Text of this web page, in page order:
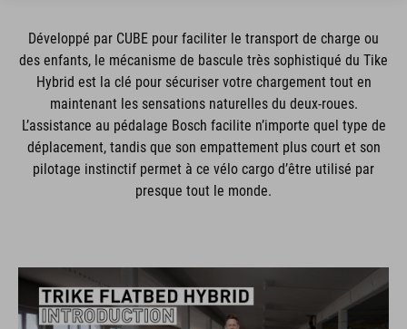
Développé par CUBE pour faciliter le transport de charge ou
des enfants, le mécanisme de bascule très sophistiqué du Tike
Hybrid est la clé pour sécuriser votre chargement tout en
maintenant les sensations naturelles du deux-roues.
L’assistance au pédalage Bosch facilite n’importe quel type de
déplacement, tandis que son empattement plus court et son
pilotage instinctif permet à ce vélo cargo d’être utilisé par
presque tout le monde.